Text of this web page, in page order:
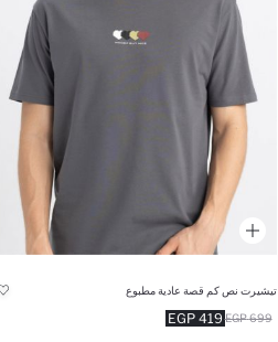
تيشيرت نص كم قصة عادية مطبوع
419 EGP 699 EGP